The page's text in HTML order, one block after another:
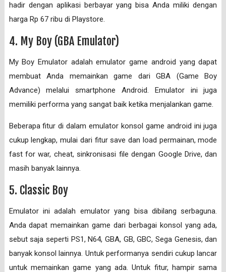
hadir dengan aplikasi berbayar yang bisa Anda miliki dengan
harga Rp 67 ribu di Playstore.
4. My Boy (GBA Emulator)
My Boy Emulator adalah emulator game android yang dapat
membuat Anda memainkan game dari GBA (Game Boy
Advance) melalui smartphone Android. Emulator ini juga
memiliki performa yang sangat baik ketika menjalankan game.
Beberapa fitur di dalam emulator konsol game android ini juga
cukup lengkap, mulai dari fitur save dan load permainan, mode
fast for war, cheat, sinkronisasi file dengan Google Drive, dan
masih banyak lainnya.
5. Classic Boy
Emulator ini adalah emulator yang bisa dibilang serbaguna.
Anda dapat memainkan game dari berbagai konsol yang ada,
sebut saja seperti PS1, N64, GBA, GB, GBC, Sega Genesis, dan
banyak konsol lainnya. Untuk performanya sendiri cukup lancar
untuk memainkan game yang ada. Untuk fitur, hampir sama